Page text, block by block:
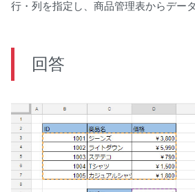
行・列を指定し、商品管理表からデー
回答